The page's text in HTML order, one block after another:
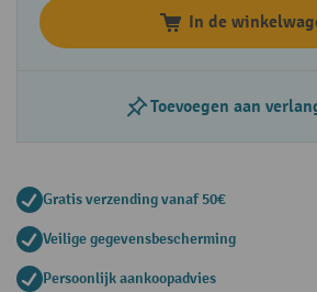
In de
Toevoegen aan
Gratis verzending vanaf 50€
Veilige gegevensbescherming
Persoonlijk aankoopadvies